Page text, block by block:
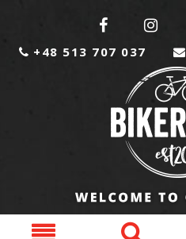
 
 +48 513 707 037 